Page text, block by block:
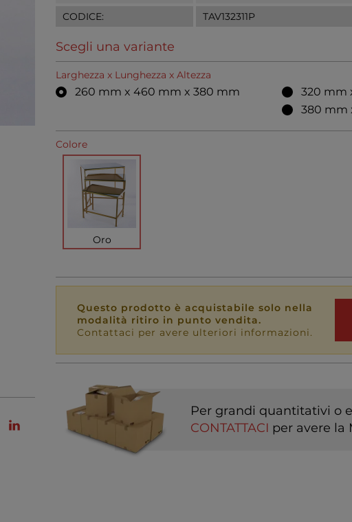
CODICE:
TAV132311P
Scegli una variante
Larghezza x Lunghezza x Altezza
260 mm x 460 mm x 380 mm
320 mm
380 mm
Colore
Oro
Questo prodotto è acquistabile solo nella
modalità ritiro in punto vendita.
Contattaci per avere ulteriori informazioni.
Per grandi quantitativi o
CONTATTACI per avere la